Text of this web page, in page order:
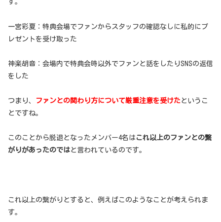
す。
一宮彩夏：特典会場でファンからスタッフの確認なしに私的にプ
レゼントを受け取った
神楽胡音：会場内で特典会時以外でファンと話をしたりSNSの返信
をした
つまり、 ファンとの関わり方について厳重注意を受けたというこ
とですね。
このことから脱退となったメンバー4名は これ以上のファンとの繋
がりがあったのではと言われているのです。
これ以上の繋がりとすると、例えばこのようなことが考えられま
す。